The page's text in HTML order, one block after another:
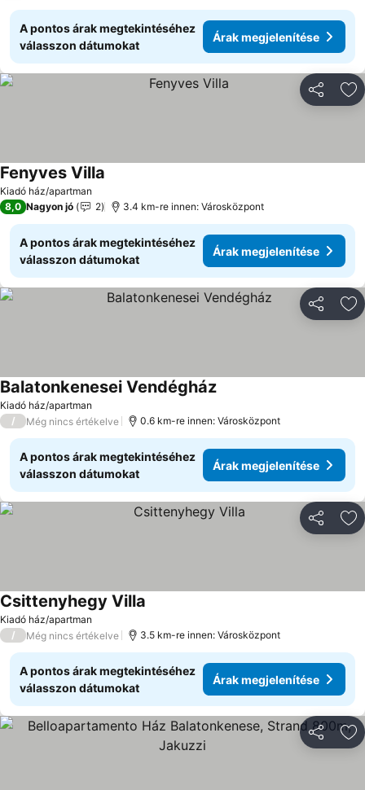
A pontos árak megtekintéséhez
válasszon dátumokat
Árak megjelenítése
Kiadó ház/apartman
Fenyves Villa
8,0 Nagyon jó 2 3.4 km-re innen: Városközpont
A pontos árak megtekintéséhez
válasszon dátumokat
Árak megjelenítése
Kiadó ház/apartman
Balatonkenesei VendégházÁrak megjelenítése
/ Még nincs értékelve 0.6 km-re innen: Városközpont
A pontos árak megtekintéséhez
válasszon dátumokat
Árak megjelenítése
Kiadó ház/apartman
Csittenyhegy Villa
/ Még nincs értékelve 3.5 km-re innen: Városközpont
A pontos árak megtekintéséhez
válasszon dátumokat
Árak megjelenítése